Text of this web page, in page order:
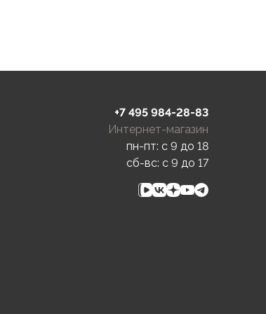
+7 495 984-28-83
Интернет-магазин
пн-пт: c 9 до 18
сб-вс: c 9 до 17